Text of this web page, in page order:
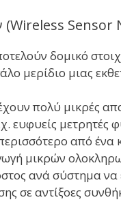
Sensor
δομικό
μερίδιο μιας
πολύ μικρές
ευφυείς
από ένα
μικρών
ανά σύστημα
σε αντίξοες